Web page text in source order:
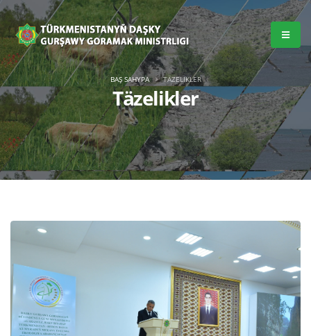
Täzelikler
BAŞ SAHYPA TÄZELIKLER